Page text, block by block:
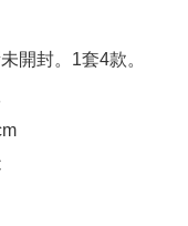
開封。1套4款。